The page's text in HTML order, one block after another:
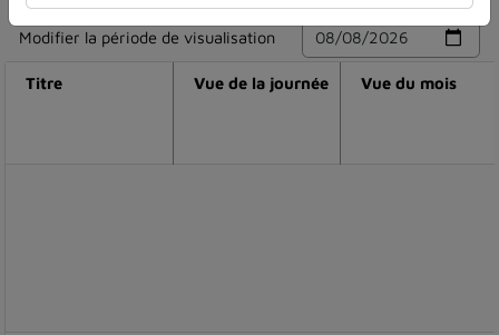
Modifier la période de visualisation
Titre Vue de la journée Vue du mois